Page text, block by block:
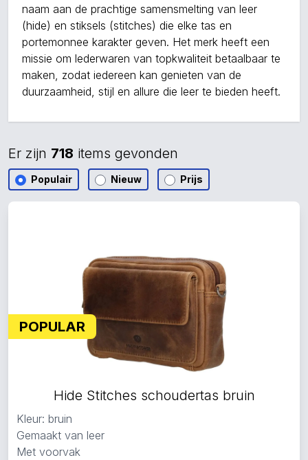
naam aan de prachtige samensmelting van leer
(hide) en stiksels (stitches) die elke tas en
portemonnee karakter geven. Het merk heeft een
missie om lederwaren van topkwaliteit betaalbaar te
maken, zodat iedereen kan genieten van de
duurzaamheid, stijl en allure die leer te bieden heeft.
Er zijn 718 items gevonden
Populair Nieuw Prijs
POPULAR
Hide Stitches schoudertas bruin
Kleur: bruin
Gemaakt van leer
Met voorvak